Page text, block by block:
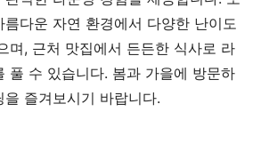
다운 자연 환경에서 다양한 난이도
며, 근처 맛집에서 든든한 식사로 라
풀 수 있습니다. 봄과 가을에 방문하
즐겨보시기 바랍니다.